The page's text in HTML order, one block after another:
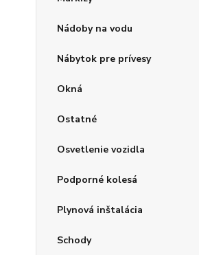
Nádoby na vodu
Nábytok pre prívesy
Okná
Ostatné
Osvetlenie vozidla
Podporné kolesá
Plynová inštalácia
Schody